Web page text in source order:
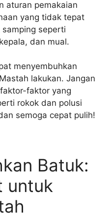
aturan pemakaian
yang tidak tepat
seperti
dan mual.
menyembuhkan
lakukan. Jangan
faktor yang
rokok dan polusi
semoga cepat pulih!
Batuk:
untuk